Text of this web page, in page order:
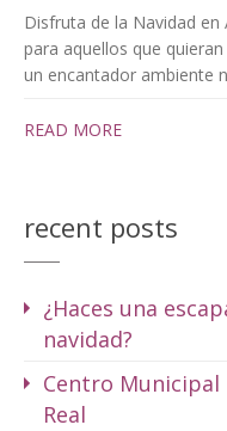
Disfruta de la Navidad en
para aquellos que
un encantador ambiente
READ MORE
recent posts
¿Haces una
navidad?
Centro Municipal
Real